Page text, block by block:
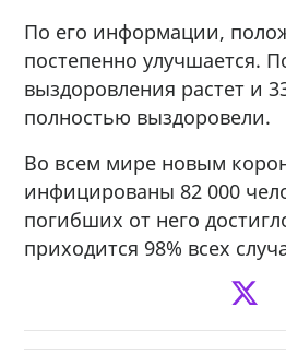
По его информации,
постепенно улучшается.
выздоровления растет и
полностью выздоровели.
Во всем мире новым
инфицированы 82 000
погибших от него
приходится 98% всех